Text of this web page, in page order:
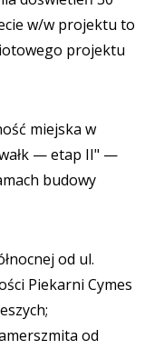
w/w projektu to
projektu
miejska w
— etap II" —
budowy
od ul.
Piekarni Cymes
od